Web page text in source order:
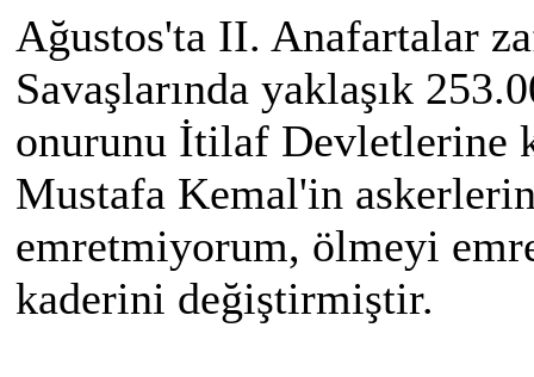
Ağustos'ta II. Anafartalar
Savaşlarında yaklaşık
onurunu İtilaf Devletlerine
Mustafa Kemal'in
emretmiyorum, ölmeyi
kaderini değiştirmiştir.